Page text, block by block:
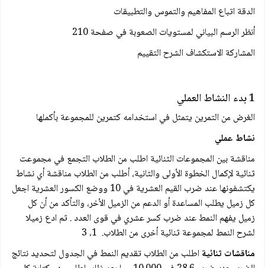
الدقة اتباع المفاهيم والتموس والتطبيقات
أنظر الرسم البياني لمستويات الصعوبة في صفحة 210
المشاركة الاستكشاف الشرح التقييم
1 بدء النشاط العملي
الغرض من التمرين يتمثل في استخدامه كتمرين للمجموعة بأكملها
نشاط عملي
مناقشة بين المجموعات الثنائية اطلب من الطلاب التجمع في مجموعت
ثنائية لإكمال الخطوة الأولى والثانية، أطلب من الطلاب مناقشة أي نشاط
يكتشفونها عند ضرب القيم العشرية في 10 ووضع الكسور العشرية اجعل
كل زميل يطلب المساعدة أو الدعم من الزميل الأخر، والتأكد من أن كل
زميل يفهم النمط عند ضرب كسر عشري في قوى العدد . ثم ادع زميلا
لشرح النمط لمجموعة ثنائية أخرى من الطلاب. 1، 3
مناقشات ثنائية اطلب من الطلاب تقديم النمط في الجدول لتحديد نتائج